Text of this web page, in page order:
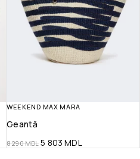
WEEKEND MAX MARA
Geantă
8 290MDL 5 803MDL